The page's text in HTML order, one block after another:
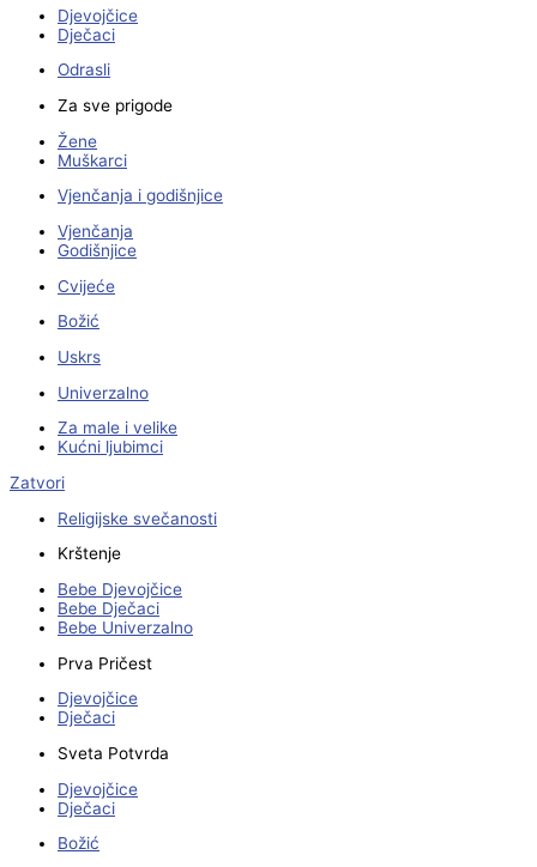
Djevojčice
Dječaci
Odrasli
Za sve prigode
Žene
Muškarci
Vjenčanja i godišnjice
Vjenčanja
Godišnjice
Cvijeće
Božić
Uskrs
Univerzalno
Za male i velike
Kućni ljubimci
Zatvori
Religijske svečanosti
Krštenje
Bebe Djevojčice
Bebe Dječaci
Bebe Univerzalno
Prva Pričest
Djevojčice
Dječaci
Sveta Potvrda
Djevojčice
Dječaci
Božić